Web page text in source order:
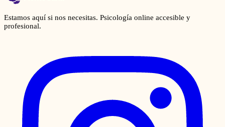
Estamos aquí si nos necesitas. Psicología online accesible y
profesional.